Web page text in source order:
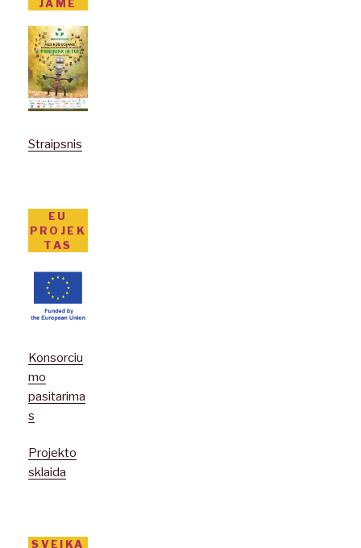
JAME
Straipsnis
EU
PROJEK
TAS
Konsorciu
mo
pasitarima
s
Projekto
sklaida
SVEIKA